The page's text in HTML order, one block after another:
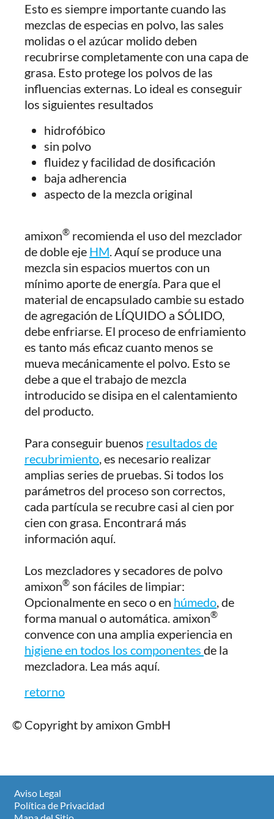
Esto es siempre importante cuando las
mezclas de especias en polvo, las sales
molidas o el azúcar molido deben
recubrirse completamente con una capa de
grasa. Esto protege los polvos de las
influencias externas. Lo ideal es conseguir
los siguientes resultados
hidrofóbico
sin polvo
fluidez y facilidad de dosificación
baja adherencia
aspecto de la mezcla original
amixon® recomienda el uso del mezclador
de doble eje HM . Aquí se produce una
mezcla sin espacios muertos con un
mínimo aporte de energía. Para que el
material de encapsulado cambie su estado
de agregación de LÍQUIDO a SÓLIDO,
debe enfriarse. El proceso de enfriamiento
es tanto más eficaz cuanto menos se
mueva mecánicamente el polvo. Esto se
debe a que el trabajo de mezcla
introducido se disipa en el calentamiento
del producto.
Para conseguir buenos resultados de
recubrimiento , es necesario realizar
amplias series de pruebas. Si todos los
parámetros del proceso son correctos,
cada partícula se recubre casi al cien por
cien con grasa. Encontrará más
información aquí.
Los mezcladores y secadores de polvo
amixon® son fáciles de limpiar:
Opcionalmente en seco o en húmedo , de
forma manual o automática. amixon®
convence con una amplia experiencia en
higiene en todos los componentes de la
mezcladora. Lea más aquí.
retorno
© Copyright by amixon GmbH
Aviso Legal
Política de Privacidad